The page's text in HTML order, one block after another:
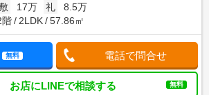
敷
17万 礼
8.5万
階
2LDK 57.86㎡
無料 電話で問合せ
お店にLINEで相談する 無料